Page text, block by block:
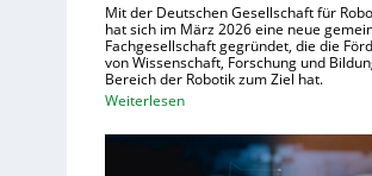
y
s
t
e
ü
r
R
o
o
Mit der Deutschen Gesellschaft für
hat sich im März 2026 eine neue
Fachgesellschaft gegründet, die die
von Wissenschaft, Forschung und
Bereich der Robotik zum Ziel hat.
Weiterlesen: